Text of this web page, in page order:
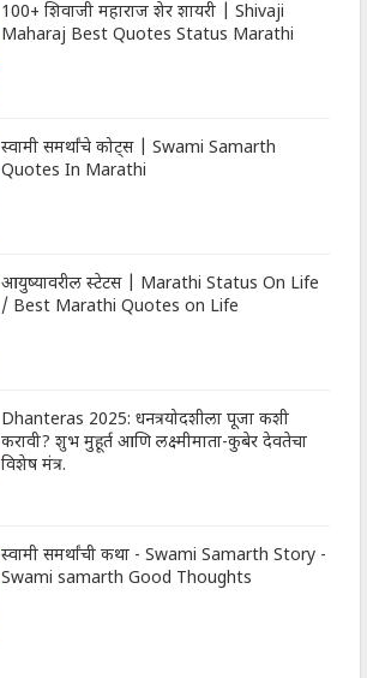
100+ शिवाजी महाराज शेर शायरी | Shivaji
Maharaj Best Quotes Status Marathi
स्वामी समर्थांचे कोट्स | Swami Samarth
Quotes In Marathi
आयुष्यावरील स्टेटस | Marathi Status On Life
/ Best Marathi Quotes on Life
Dhanteras 2025: धनत्रयोदशीला पूजा कशी
करावी? शुभ मुहूर्त आणि लक्ष्मीमाता-कुबेर देवतेचा
विशेष मंत्र.
स्वामी समर्थांची कथा - Swami Samarth Story -
Swami samarth Good Thoughts